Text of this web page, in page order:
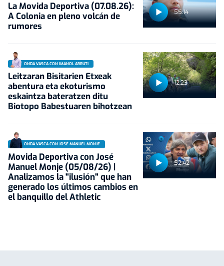
55:14
La Movida Deportiva (07.08.26):
A Colonia en pleno volcán de
rumores
12:23
ONDA VASCA CON IMANOL ARRUTI
Leitzaran Bisitarien Etxeak
abentura eta ekoturismo
eskaintza bateratzen ditu
Biotopo Babestuaren bihotzean
52:42
ONDA VASCA CON JOSÉ MANUEL MONJE
Movida Deportiva con José
Manuel Monje (05/08/26) |
Analizamos la "ilusión" que han
generado los últimos cambios en
el banquillo del Athletic